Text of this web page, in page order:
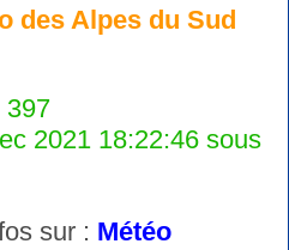
des Alpes du Sud
397
2021 18:22:46 sous
sur : Météo